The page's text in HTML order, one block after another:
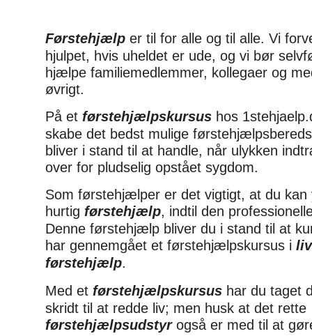
Førstehjælp er til for alle og til alle. Vi
hjulpet, hvis uheldet er ude, og vi bør
hjælpe familiemedlemmer, kollegaer og
øvrigt.
På et førstehjælpskursus hos
skabe det bedst mulige
bliver i stand til at handle, når ulykken
over for pludselig opstået sygdom.
Som førstehjælper er det vigtigt, at du kan
hurtig førstehjælp, indtil den
Denne førstehjælp bliver du i stand til at
har gennemgået et førstehjælpskursus i
førstehjælp.
Med et førstehjælpskursus har du taget
skridt til at redde liv; men husk at det rette
førstehjælpsudstyrogså er med til at